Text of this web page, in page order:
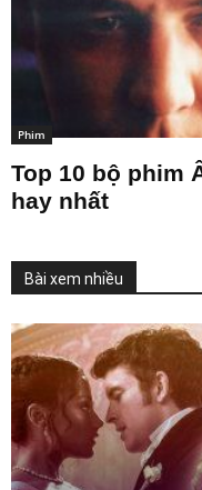
Phim
Top 10 bộ phim
hay nhất
Bài xem nhiều